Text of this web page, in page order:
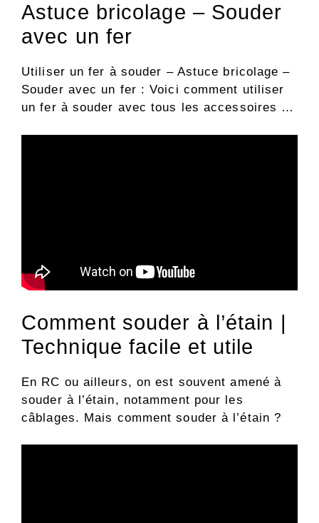
Astuce bricolage – Souder
avec un fer
Utiliser un fer à souder – Astuce bricolage –
Souder avec un fer : Voici comment utiliser
un fer à souder avec tous les accessoires …
Comment souder à l’étain |
Technique facile et utile
En RC ou ailleurs, on est souvent amené à
souder à l’étain, notamment pour les
câblages. Mais comment souder à l’étain ?